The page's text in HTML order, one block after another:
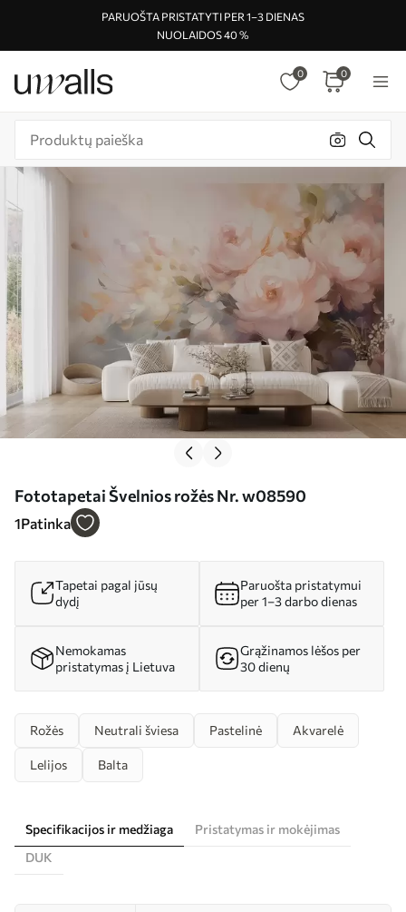
PARUOŠTA PRISTATYTI PER 1–3 DIENAS
NUOLAIDOS 40 %
0 0
Fototapetai Švelnios rožės Nr. w08590
1Patinka
Tapetai pagal jūsų
dydį
Paruošta pristatymui
per 1–3 darbo dienas
Nemokamas
pristatymas į Lietuva
Grąžinamos lėšos per
30 dienų
Rožės Neutrali šviesa Pastelinė Akvarelė
Lelijos Balta
Specifikacijos ir medžiaga
Pristatymas ir mokėjimas
DUK